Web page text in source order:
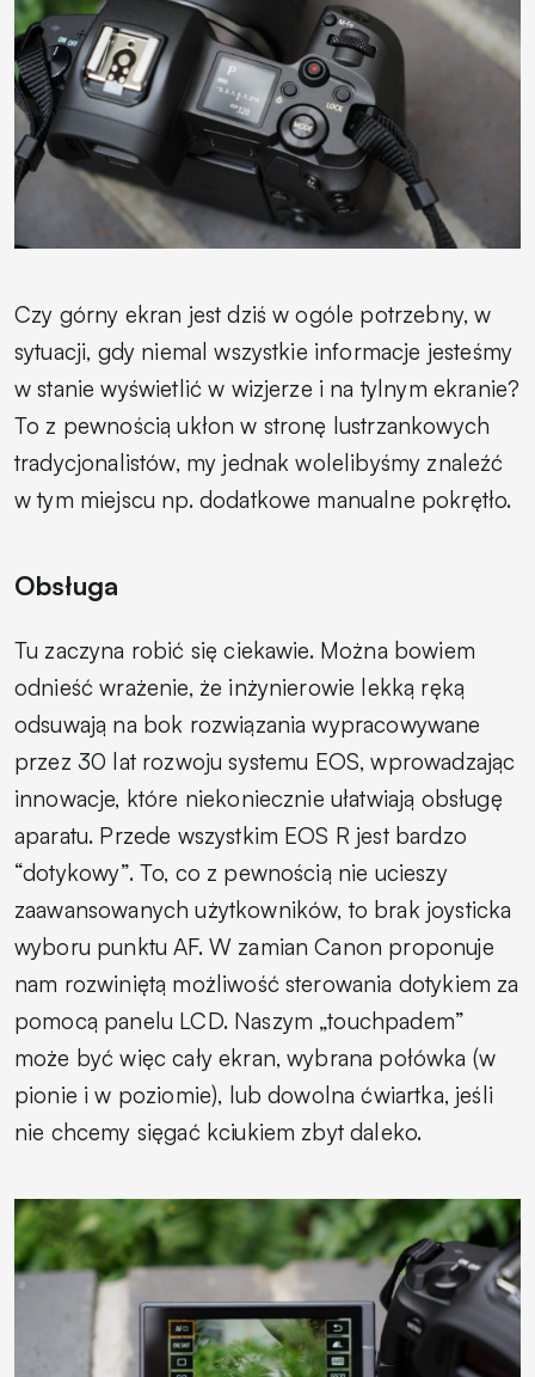
Czy górny ekran jest dziś w ogóle potrzebny, w
sytuacji, gdy niemal wszystkie informacje jesteśmy
w stanie wyświetlić w wizjerze i na tylnym ekranie?
To z pewnością ukłon w stronę lustrzankowych
tradycjonalistów, my jednak wolelibyśmy znaleźć
w tym miejscu np. dodatkowe manualne pokrętło.
Obsługa
Tu zaczyna robić się ciekawie. Można bowiem
odnieść wrażenie, że inżynierowie lekką ręką
odsuwają na bok rozwiązania wypracowywane
przez 30 lat rozwoju systemu EOS, wprowadzając
innowacje, które niekoniecznie ułatwiają obsługę
aparatu. Przede wszystkim EOS R jest bardzo
“dotykowy”. To, co z pewnością nie ucieszy
zaawansowanych użytkowników, to brak joysticka
wyboru punktu AF. W zamian Canon proponuje
nam rozwiniętą możliwość sterowania dotykiem za
pomocą panelu LCD. Naszym „touchpadem”
może być więc cały ekran, wybrana połówka (w
pionie i w poziomie), lub dowolna ćwiartka, jeśli
nie chcemy sięgać kciukiem zbyt daleko.